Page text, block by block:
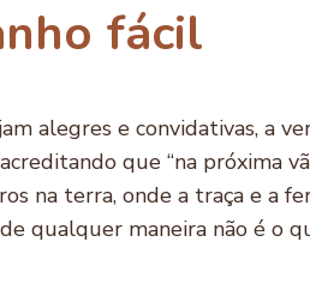
fácil
alegres e convidativas, a
que “na próxima
na terra, onde a traça e a
qualquer maneira não é o